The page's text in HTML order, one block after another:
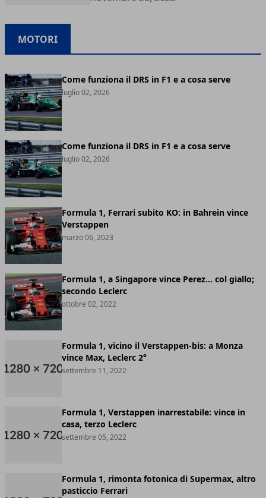
MOTORI
Come funziona il DRS in F1 e a cosa serve
luglio 02, 2026
Come funziona il DRS in F1 e a cosa serve
luglio 02, 2026
Formula 1, Ferrari subito KO: in Bahrein vince
Verstappen
marzo 06, 2023
Formula 1, a Singapore vince Perez… col giallo;
secondo Leclerc
ottobre 02, 2022
Formula 1, vicino il Verstappen-bis: a Monza
vince Max, Leclerc 2°
settembre 11, 2022
Formula 1, Verstappen inarrestabile: vince in
casa, terzo Leclerc
settembre 05, 2022
Formula 1, rimonta fotonica di Supermax, altro
pasticcio Ferrari